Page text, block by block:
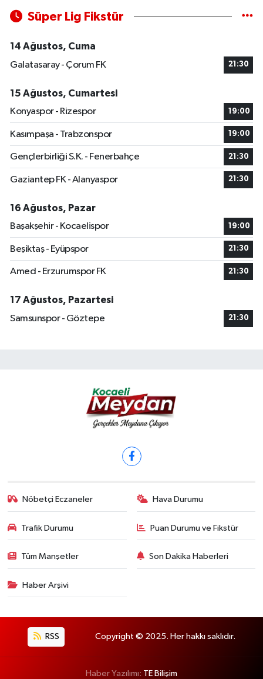
Süper Lig Fikstür
14 Ağustos, Cuma
Galatasaray - Çorum FK
21:30
15 Ağustos, Cumartesi
Konyaspor - Rizespor
19:00
Kasımpaşa - Trabzonspor 19:00
Gençlerbirliği S.K. - Fenerbahçe 21:30
Gaziantep FK - Alanyaspor 21:30
16 Ağustos, Pazar
Başakşehir - Kocaelispor
19:00
Beşiktaş - Eyüpspor 21:30
Amed - Erzurumspor FK 21:30
17 Ağustos, Pazartesi
Samsunspor - Göztepe
21:30
Nöbetçi Eczaneler Hava Durumu
Trafik Durumu Puan Durumu ve Fikstür
Tüm Manşetler Son Dakika Haberleri
Haber Arşivi
RSS Copyright © 2025. Her hakkı saklıdır.
Haber Yazılımı: TE Bilişim